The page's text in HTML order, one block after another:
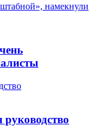
намекнули
руководство